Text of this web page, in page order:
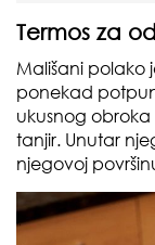
Termos za
Mališani polako
ponekad
ukusnog obroka
tanjir. Unutar
njegovoj